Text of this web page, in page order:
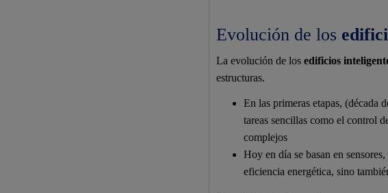
Evolución de los
La evolución de los edificios
estructuras.
En las primeras etapas, (década
tareas sencillas como el control
complejos
Hoy en día se basan en
eficiencia energética, sino